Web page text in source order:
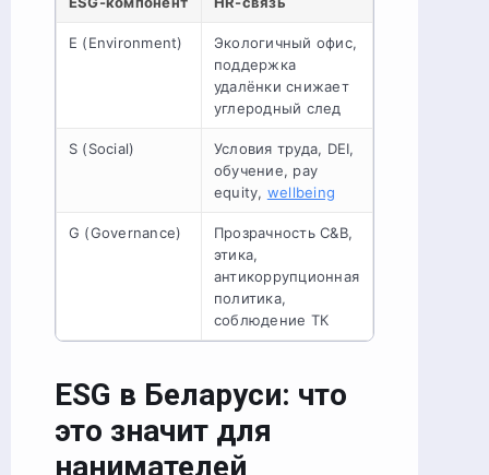
E (Environment)
Экологичный офис,
поддержка
удалёнки снижает
углеродный след
S (Social)
Условия труда, DEI,
обучение, pay
equity, wellbeing
G (Governance)
Прозрачность C&B,
этика,
антикоррупционная
политика,
соблюдение ТК
ESG в Беларуси: что
это значит для
нанимателей